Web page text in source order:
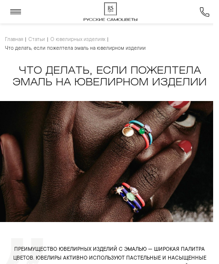
Главная Статьи
О ювелирных изделиях
Что делать, если пожелтела эмаль на ювелирном изделии
ЧТО ДЕЛАТЬ, ЕСЛИ ПОЖЕЛТЕЛА
ЭМАЛЬ НА ЮВЕЛИРНОМ ИЗДЕЛИИ
ПРЕИМУЩЕСТВО ЮВЕЛИРНЫХ ИЗДЕЛИЙ С ЭМАЛЬЮ — ШИРОКАЯ ПАЛИТРА
ЦВЕТОВ. ЮВЕЛИРЫ АКТИВНО ИСПОЛЬЗУЮТ ПАСТЕЛЬНЫЕ И НАСЫЩЕННЫЕ